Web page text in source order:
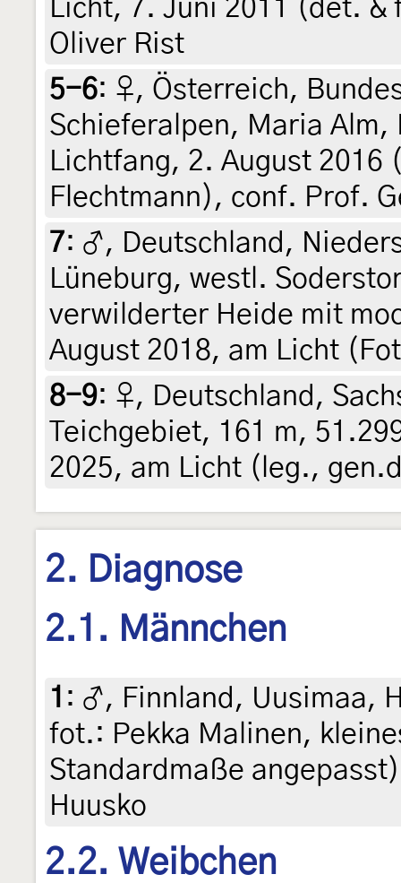
Licht, 7. Juni 2011 (det.
Oliver Rist
5-6: ♀, Österreich,
Schieferalpen, Maria Alm,
Lichtfang, 2. August 2016
Flechtmann), conf. Prof.
7: ♂, Deutschland,
Lüneburg, westl.
verwilderter Heide mit
August 2018, am Licht
8-9: ♀, Deutschland,
Teichgebiet, 161 m,
2025, am Licht (leg.,
2. Diagnose
2.1. Männchen
1 : ♂, Finnland, Uusimaa,
fot.: Pekka Malinen,
Standardmaße
Huusko
2.2. Weibchen